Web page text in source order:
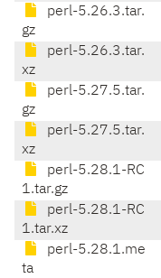
perl-5.26.3.tar.
gz
perl-5.26.3.tar.
xz
perl-5.27.5.tar.
gz
perl-5.27.5.tar.
xz
perl-5.28.1-RC
1.tar.gz
perl-5.28.1-RC
1.tar.xz
perl-5.28.1.me
ta